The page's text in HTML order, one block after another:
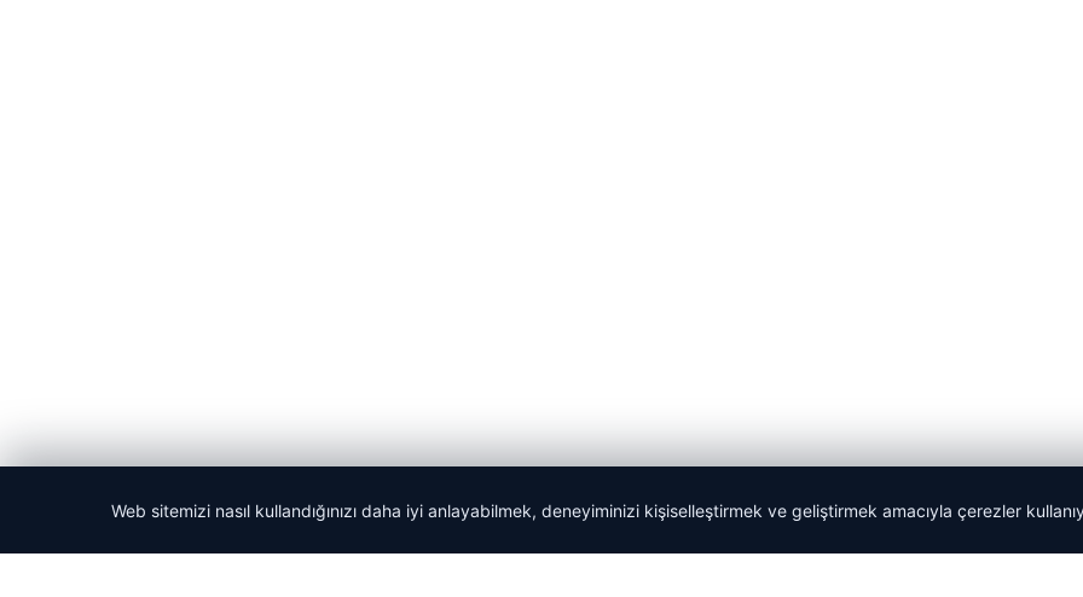
Web sitemizi nasıl kullandığınızı daha iyi anlayabilmek, deneyiminizi kişiselleştirmek ve geliştirmek amacıyla çerezler